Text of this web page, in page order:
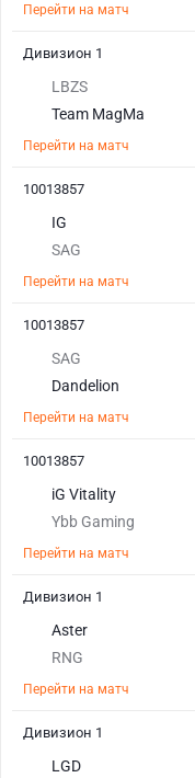
Перейти на матч
LBZS
Team MagMa
Перейти на матч
Дивизион 1
IG
SAG
Перейти на матч
10013857
SAG
Dandelion
Перейти на матч
10013857
iG Vitality
Ybb Gaming
Перейти на матч
10013857
Aster
RNG
Перейти на матч
Дивизион 1
LGD
Дивизион 1